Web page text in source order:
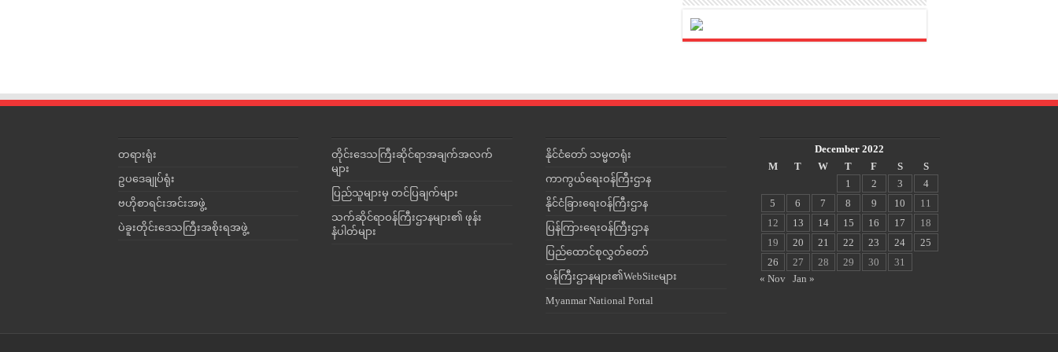
တရားရုံး
ဥပဒေချုပ်ရုံး
ဗဟိုစာရင်းအင်းအဖွဲ့
ပဲခူးတိုင်းဒေသကြီးအစိုးရအဖွဲ့
တိုင်းဒေသကြီးဆိုင်ရာအချက်အလက်
များ
ပြည်သူများမှ တင်ပြချက်များ
သက်ဆိုင်ရာဝန်ကြီးဌာနများ၏ ဖုန်း
နံပါတ်များ
နိုင်ငံတော် သမ္မတရုံး
ကာကွယ်ရေးဝန်ကြီးဌာန
နိုင်ငံခြားရေးဝန်ကြီးဌာန
ပြန်ကြားရေးဝန်ကြီးဌာန
ပြည်ထောင်စုလွှတ်တော်
ဝန်ကြီးဌာနများ၏WebSiteများ
Myanmar National Portal
December 2022
M
T W T F S
S
1
2 3
4
5
6 7 8 9 10
11
12
13 14 15 16 17
18
19
20 21 22 23 24
25
26
27 28 29 30
31
« Nov
Jan »